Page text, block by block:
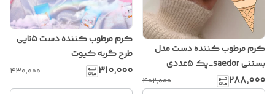
کرم مرطوب کننده دست مدل
بستنی saedor_پک ۵عددی
۲۸۸٬۰۰۰ ۴۰۲٬۰۰۰
کرم مرطوب کننده دست ۵تایی
طرح گربه کیوت
۳۱۰٬۰۰۰ ۴۳۰٬۰۰۰